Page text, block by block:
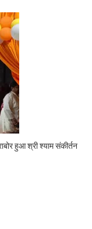
हुआ श्री श्याम संकीर्तन